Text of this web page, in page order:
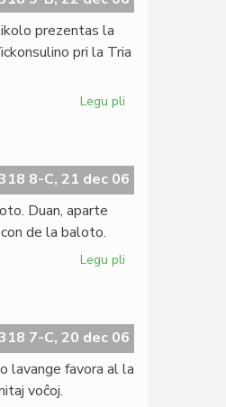
prezentas la
pri la Tria
Legu pli
aperis
la
8-C, 21 dec 06
Duan, aparte
de la baloto.
Legu pli
7-C, 20 dec 06
lavange favora al la
voĉoj.